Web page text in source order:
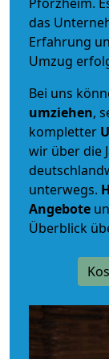
das
Erfahrung
Umzug
Bei uns
umziehen,
kompletter
wir über die
unterwegs.
Angebote
Überblick